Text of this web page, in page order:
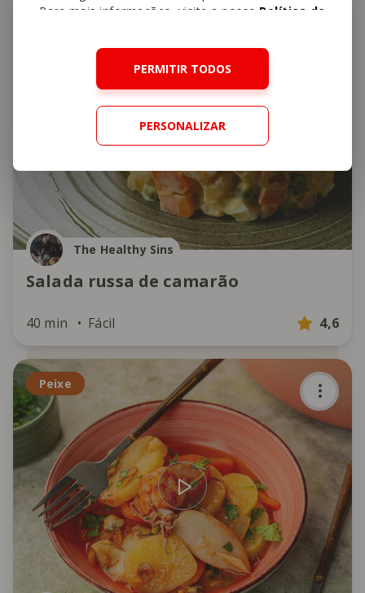
Para mais informações, visite a nossa Política de
PERMITIR TODOS
PERSONALIZAR
The Healthy Sins
Salada russa de camarão
40 min Fácil 4,6
Peixe